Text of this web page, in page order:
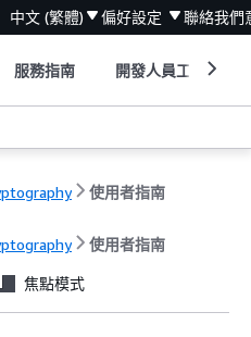
中文 (繁體) 偏好設定 聯絡我們
服務指南 開發人員工具
使用者指南
使用者指南
焦點模式